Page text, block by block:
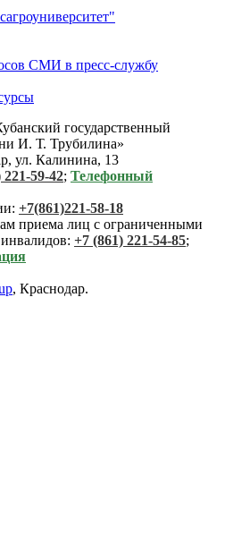
СМИ в пресс-службу
государственный
И. Т. Трубилина»
ул. Калинина, 13
221-59-42; Телефонный
+7(861)221-58-18
приема лиц с ограниченными
+7 (861) 221-54-85;
, Краснодар.